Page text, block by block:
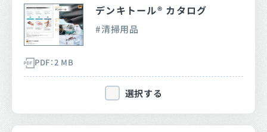
デンキトール® カタログ
清掃用品
PDF：2 MB
選択する